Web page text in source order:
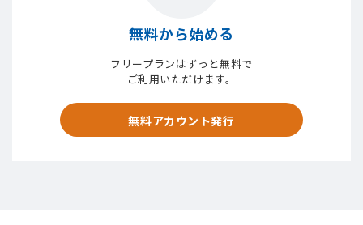
無料から始める
フリープランはずっと無料で
ご利用いただけます。
無料アカウント発行